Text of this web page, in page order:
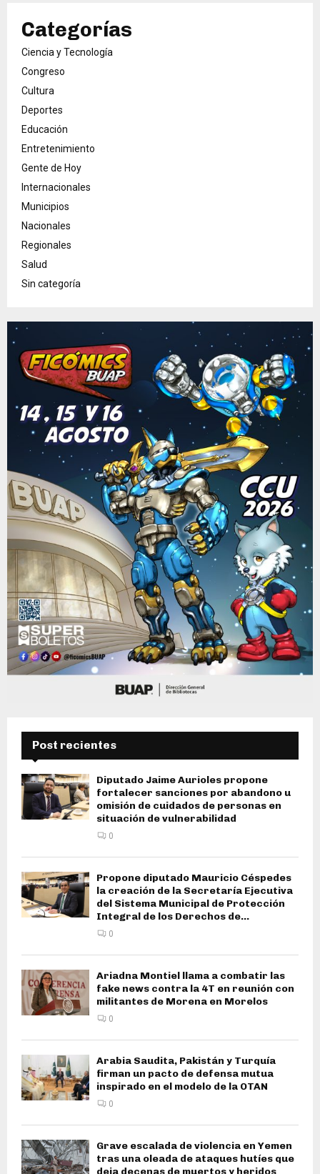
Categorías
Ciencia y Tecnología
Congreso
Cultura
Deportes
Educación
Entretenimiento
Gente de Hoy
Internacionales
Municipios
Nacionales
Regionales
Salud
Sin categoría
Post recientes
Diputado Jaime Aurioles propone
fortalecer sanciones por abandono u
omisión de cuidados de personas en
situación de vulnerabilidad
0
Propone diputado Mauricio Céspedes
la creación de la Secretaría Ejecutiva
del Sistema Municipal de Protección
Integral de los Derechos de...
0
Ariadna Montiel llama a combatir las
fake news contra la 4T en reunión con
militantes de Morena en Morelos
0
Arabia Saudita, Pakistán y Turquía
firman un pacto de defensa mutua
inspirado en el modelo de la OTAN
0
Grave escalada de violencia en Yemen
tras una oleada de ataques hutíes que